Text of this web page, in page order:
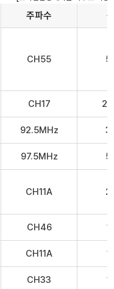
주파수
CH55
CH17
92.5MHz
97.5MHz
CH11A
CH46
CH11A
CH33